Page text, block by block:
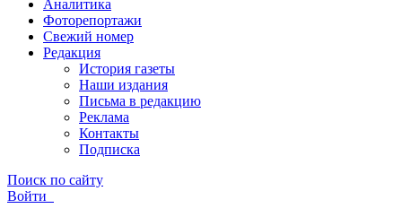
Аналитика
Фоторепортажи
Свежий номер
Редакция
История газеты
Наши издания
Письма в редакцию
Реклама
Контакты
Подписка
Поиск по сайту
Войти